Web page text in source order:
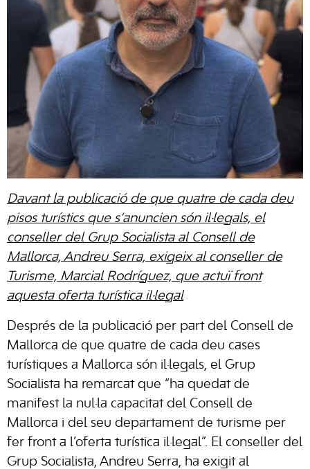
Davant la publicació de que quatre de cada deu
pisos turístics que s’anuncien són il·legals, el
conseller del Grup Socialista al Consell de
Mallorca, Andreu Serra, exigeix al conseller de
Turisme, Marcial Rodríguez, que actuï front
aquesta oferta turística il·legal
Després de la publicació per part del Consell de
Mallorca de que quatre de cada deu cases
turístiques a Mallorca són il·legals, el Grup
Socialista ha remarcat que “ha quedat de
manifest la nul·la capacitat del Consell de
Mallorca i del seu departament de turisme per
fer front a l’oferta turística il·legal”. El conseller del
Grup Socialista, Andreu Serra, ha exigit al